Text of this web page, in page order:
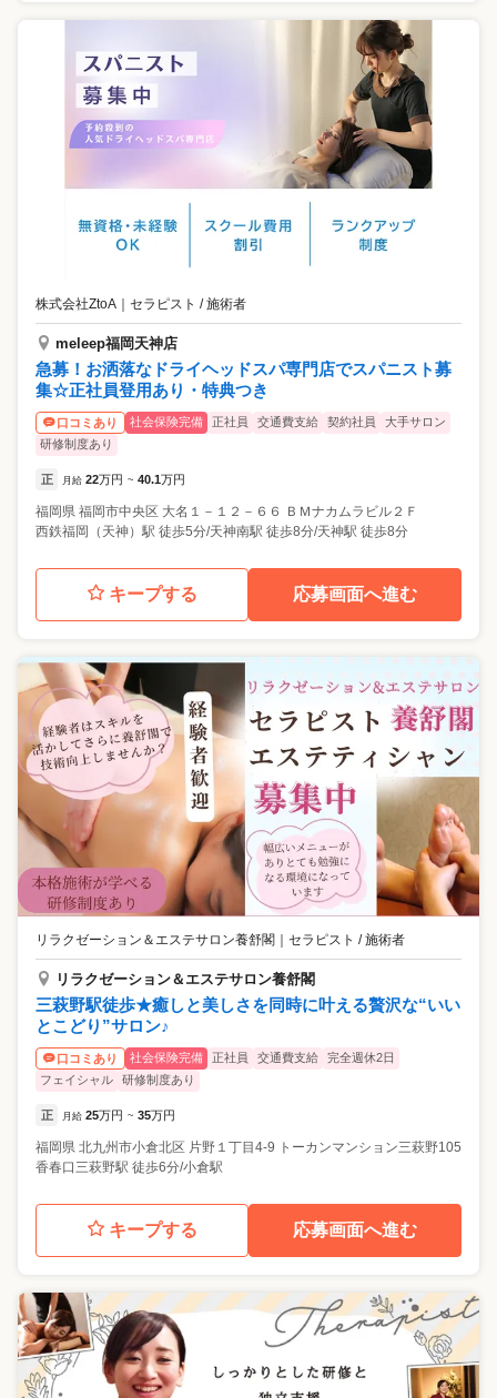
株式会社ZtoA ｜ セラピスト / 施術者
meleep福岡天神店
急募！お洒落なドライヘッドスパ専門店でスパニスト募
集☆正社員登用あり・特典つき
口コミあり 社会保険完備 正社員 交通費支給 契約社員
大手サロン
研修制度あり
正 月給 22万円 ~ 40.1万円
福岡県 福岡市中央区 大名１－１２－６６ ＢＭナカムラビル２Ｆ
西鉄福岡（天神）駅 徒歩5分/天神南駅 徒歩8分/天神駅 徒歩8分
キープする 応募画面へ進む
リラクゼーション＆エステサロン養舒閣 ｜ セラピスト / 施術者
リラクゼーション＆エステサロン養舒閣
三萩野駅徒歩★癒しと美しさを同時に叶える贅沢な“いい
とこどり”サロン♪
口コミあり 社会保険完備 正社員 交通費支給
完全週休2日
フェイシャル
研修制度あり
正 月給 25万円 ~ 35万円
福岡県 北九州市小倉北区 片野１丁目4-9 トーカンマンション三萩野105
香春口三萩野駅 徒歩6分/小倉駅
キープする 応募画面へ進む